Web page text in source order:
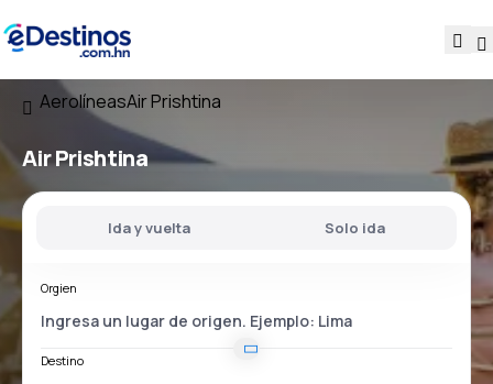
AerolíneasAir Prishtina
Air Prishtina
Ida y vuelta Solo ida
Orgien
Destino